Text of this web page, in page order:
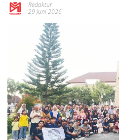
Redaktur
29 Juni 2026